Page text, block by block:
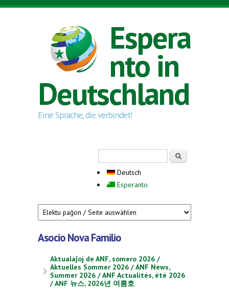
Direkt zum Inhalt
Espera
nto in
Deutschland
Eine Sprache, die verbindet!
Deutsch
Esperanto
Asocio Nova Familio
Aktualaĵoj de ANF, somero 2026 /
Aktuelles Sommer 2026 / ANF News,
Summer 2026 / ANF Actualités, été 2026
/ ANF 뉴스, 2026년 여름호